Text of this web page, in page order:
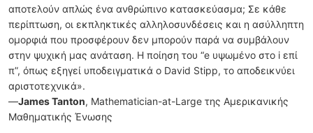
αποτελούν απλώς ένα ανθρώπινο κατασκεύασμα; Σε κάθε
περίπτωση, οι εκπληκτικές αλληλοσυνδέσεις και η ασύλληπτη
ομορφιά που προσφέρουν δεν μπορούν παρά να συμβάλουν
στην ψυχική μας ανάταση. Η ποίηση του “e υψωμένο στο i επί
π”, όπως εξηγεί υποδειγματικά ο David Stipp, το αποδεικνύει
αριστοτεχνικά».
—James Tanton, Mathematician-at-Large της Αμερικανικής
Μαθηματικής Ένωσης